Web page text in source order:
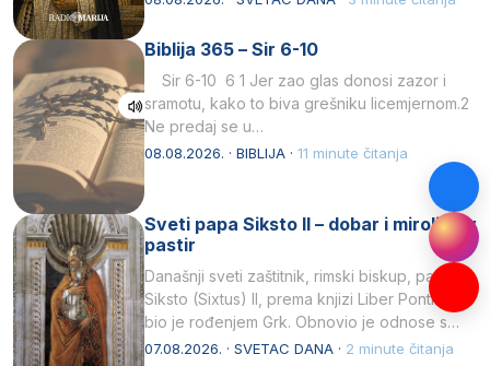
Biblija 365 – Sir 6-10
Sir 6-10 6 1 Jer zao glas donosi zazor i
sramotu, kako to biva grešniku licemjernom.2
Ne predaj se u…
08.08.2026. · BIBLIJA · 11 minute čitanja
Sveti papa Siksto II – dobar i miroljubiv
pastir
Današnji sveti zaštitnik, rimski biskup, papa
Siksto (Sixtus) II, prema knjizi Liber Pontificalis
bio je rođenjem Grk. Obnovio je odnose s
afričkim…
07.08.2026. · SVETAC DANA · 2 minute čitanja